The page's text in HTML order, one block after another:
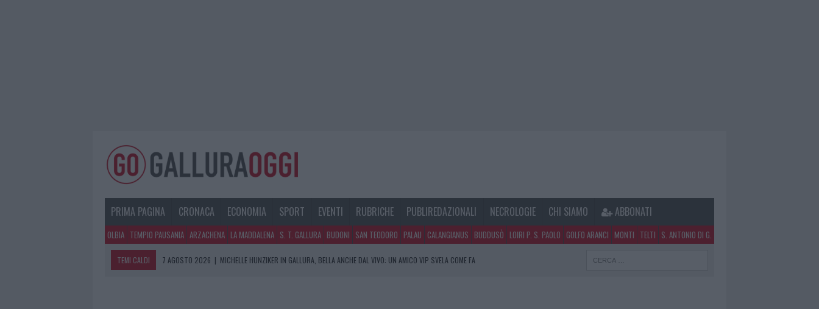
PRIMA PAGINA CRONACA ECONOMIA SPORT EVENTI RUBRICHE PUBLIREDAZIONALI NECROLOGIE CHI SIAMO ABBONATI
OLBIA TEMPIO PAUSANIA ARZACHENA LA MADDALENA S. T. GALLURA BUDONI SAN TEODORO PALAU CALANGIANUS BUDDUSÒ LOIRI P. S. PAOLO GOLFO ARANCI MONTI TELTI S. ANTONIO DI G.
TEMI CALDI 7 AGOSTO 2026 | MICHELLE HUNZIKER IN GALLURA, BELLA ANCHE DAL VIVO: UN AMICO VIP SVELA COME FA